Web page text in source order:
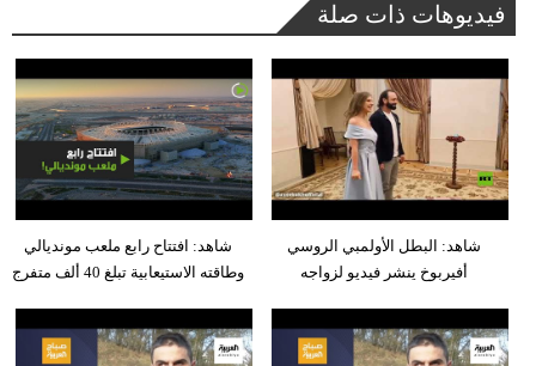
فيديوهات ذات صلة
شاهد: افتتاح رابع ملعب مونديالي
وطاقته الاستيعابية تبلغ 40 ألف متفرج
شاهد: البطل الأولمبي الروسي
أفيربوخ ينشر فيديو لزواجه